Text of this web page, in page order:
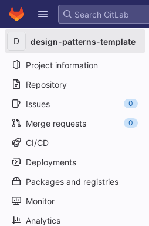
Skip to content
GitLab
D design-patterns-template
Project information
Repository
Issues
0
Merge requests 0
CI/CD
Deployments
Packages and registries
Monitor
Analytics